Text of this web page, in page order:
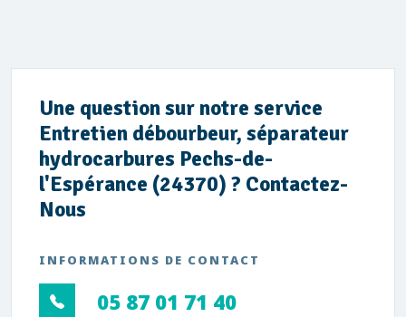
Une question sur notre service
Entretien débourbeur, séparateur
hydrocarbures Pechs-de-
l'Espérance (24370) ? Contactez-
Nous
INFORMATIONS DE CONTACT
05 87 01 71 40